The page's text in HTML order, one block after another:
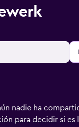
nadie ha
para decidir si es